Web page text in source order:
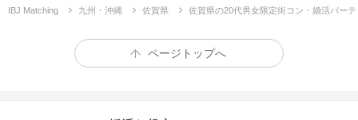
IBJ Matching 九州・沖縄 佐賀県 佐賀県の20代男女限定街コン・婚活パーテ
ページトップへ